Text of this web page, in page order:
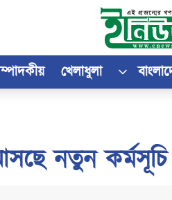
খেলাধুলা
নতুন কর্মসূচি